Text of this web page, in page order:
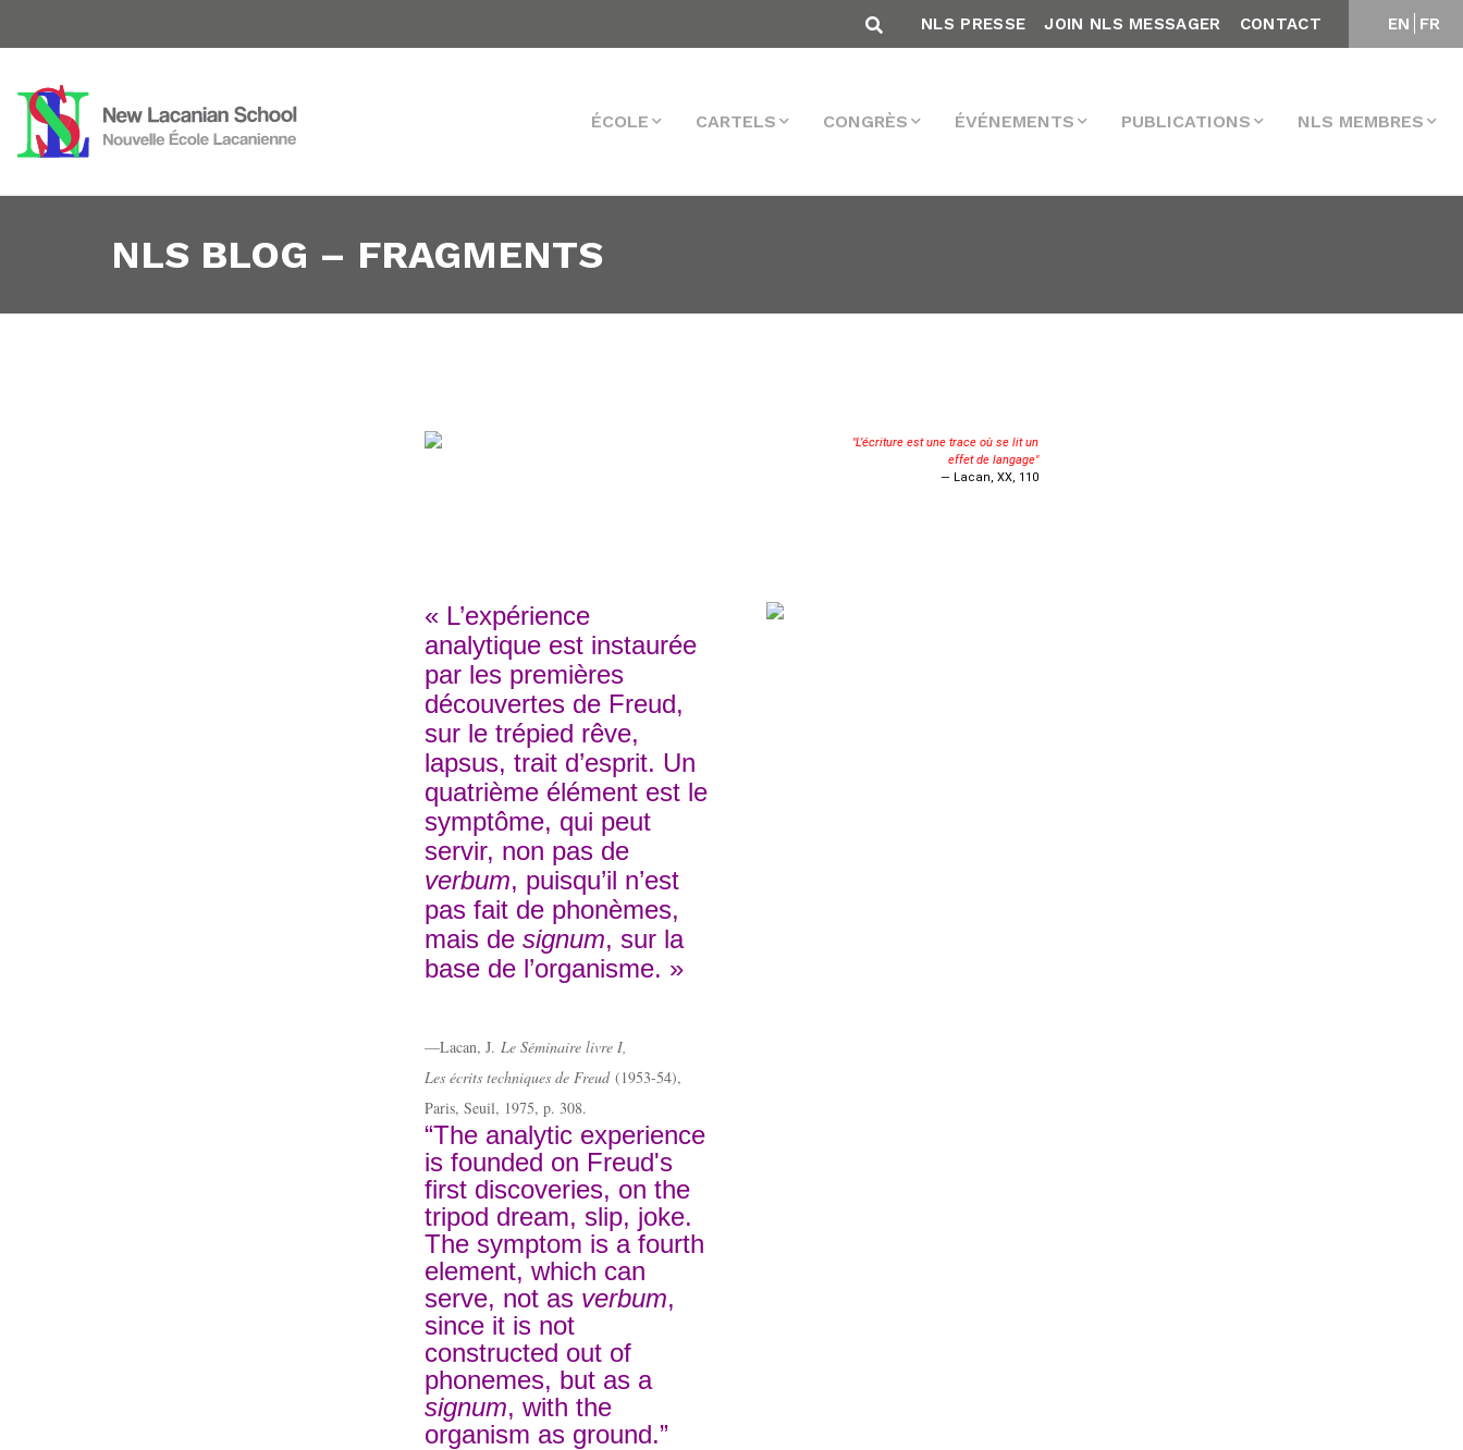
EN FR
NLS PRESSE JOIN NLS MESSAGER CONTACT
ÉCOLE CARTELS CONGRÈS ÉVÉNEMENTS PUBLICATIONS NLS MEMBRES
NLS BLOG – FRAGMENTS
"L’écriture est une trace où se lit un
effet de langage"
— Lacan, XX, 110
« L’expérience
analytique est instaurée
par les premières
découvertes de Freud,
sur le trépied rêve,
lapsus, trait d’esprit. Un
quatrième élément est le
symptôme, qui peut
servir, non pas de
verbum, puisqu’il n’est
pas fait de phonèmes,
mais de signum, sur la
base de l’organisme. »
—Lacan, J. Le Séminaire livre I,
Les écrits techniques de Freud (1953-54),
Paris, Seuil, 1975, p. 308.
“The analytic experience
is founded on Freud's
first discoveries, on the
tripod dream, slip, joke.
The symptom is a fourth
element, which can
serve, not as verbum,
since it is not
constructed out of
phonemes, but as a
signum, with the
organism as ground.”